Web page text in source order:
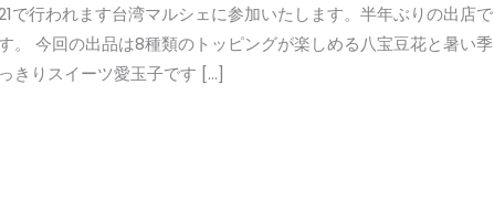
で行われます台湾マルシェに参加いたします。半年ぶりの出店で
。 今回の出品は8種類のトッピングが楽しめる八宝豆花と暑い季
きりスイーツ愛玉子です […]